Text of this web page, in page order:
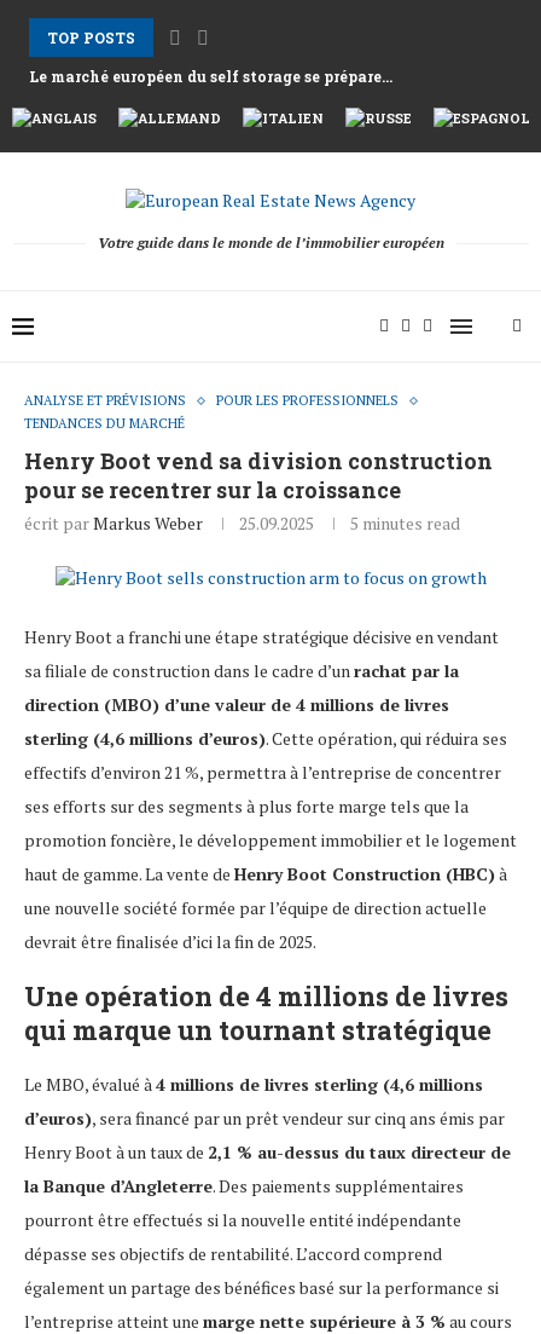
TOP POSTS
Le marché européen du self storage se prépare...
Les loyers à Athènes grimpent alors que la...
Nemo Garden Une ferme sous-marine qui défie l’agriculture...
Bruxelles veut mobiliser 10 000 milliards d’euros d’épargne...
Greystar Accélère son Expansion Stratégique du Build to...
Les grandes villes ciblent les résidences secondaires avec...
Les actifs hôteliers après la saison 2025 alors...
Le tournant structurel derrière la reprise de la...
Votre guide dans le monde de l’immobilier européen
ANALYSE ET PRÉVISIONS
POUR LES PROFESSIONNELS
TENDANCES DU MARCHÉ
Henry Boot vend sa division construction
pour se recentrer sur la croissance
écrit parMarkus Weber 25.09.2025 5 minutes read
Henry Boot a franchi une étape stratégique décisive en vendant
sa filiale de construction dans le cadre d’unrachat par la
direction (MBO) d’une valeur de 4 millions de livres
sterling (4,6 millions d’euros). Cette opération, qui réduira ses
effectifs d’environ 21 %, permettra à l’entreprise de concentrer
ses efforts sur des segments à plus forte marge tels que la
promotion foncière, le développement immobilier et le logement
haut de gamme. La vente de Henry Boot Construction (HBC)à
une nouvelle société formée par l’équipe de direction actuelle
devrait être finalisée d’ici la fin de 2025.
Une opération de 4 millions de livres
qui marque un tournant stratégique
Le MBO, évalué à4 millions de livres sterling (4,6 millions
d’euros), sera financé par un prêt vendeur sur cinq ans émis par
Henry Boot à un taux de 2,1 % au-dessus du taux directeur de
la Banque d’Angleterre. Des paiements supplémentaires
pourront être effectués si la nouvelle entité indépendante
dépasse ses objectifs de rentabilité. L’accord comprend
également un partage des bénéfices basé sur la performance si
l’entreprise atteint une marge nette supérieure à 3 % au cours